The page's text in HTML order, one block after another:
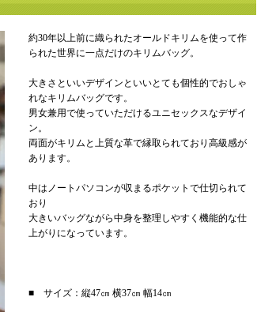
約30年以上前に織られたオールドキリムを使って作
られた世界に一点だけのキリムバッグ。
大きさといいデザインといいとても個性的でおしゃ
れなキリムバッグです。
男女兼用で使っていただけるユニセックスなデザイ
ン。
両面がキリムと上質な革で縁取られており高級感が
あります。
中はノートパソコンが収まるポケットで仕切られて
おり
大きいバッグながら中身を整理しやすく機能的な仕
上がりになっています。
■ サイズ：縦47㎝ 横37㎝ 幅14㎝